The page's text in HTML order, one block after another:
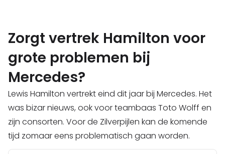
Zorgt vertrek Hamilton voor
grote problemen bij
Mercedes?
Lewis Hamilton vertrekt eind dit jaar bij Mercedes. Het
was bizar nieuws, ook voor teambaas Toto Wolff en
zijn consorten. Voor de Zilverpijlen kan de komende
tijd zomaar eens problematisch gaan worden.